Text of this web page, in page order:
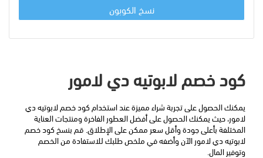
نسخ الكوبون
كود خصم لابوتيه دي لامور
وتوفير المال.